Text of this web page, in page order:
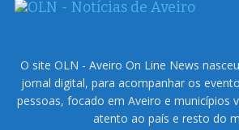
O site OLN - Aveiro On Line News
jornal digital, para acompanhar os
pessoas, focado em Aveiro e municípios
atento ao país e resto do